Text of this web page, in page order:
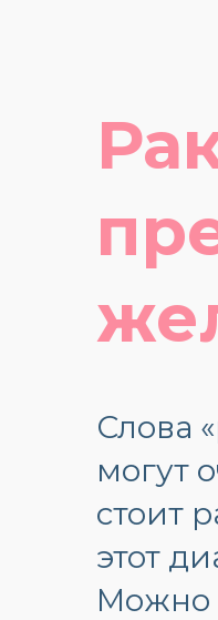
Слова
могут
стоит
этот
Можно